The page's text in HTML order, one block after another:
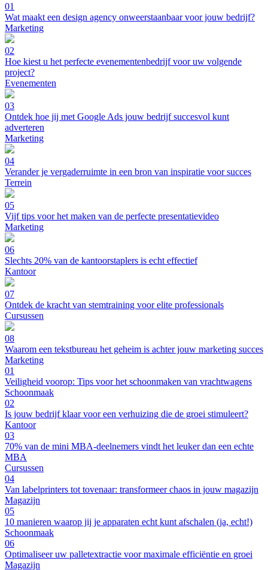
01
Wat maakt een design agency onweerstaanbaar voor jouw bedrijf?
Marketing
02
Hoe kiest u het perfecte evenementenbedrijf voor uw volgende
project?
Evenementen
03
Ontdek hoe jij met Google Ads jouw bedrijf succesvol kunt
adverteren
Marketing
04
Verander je vergaderruimte in een bron van inspiratie voor succes
Terrein
05
Vijf tips voor het maken van de perfecte presentatievideo
Marketing
06
Slechts 20% van de kantoorstaplers is echt effectief
Kantoor
07
Ontdek de kracht van stemtraining voor elite professionals
Cursussen
08
Waarom een tekstbureau het geheim is achter jouw marketing succes
Marketing
01
Veiligheid voorop: Tips voor het schoonmaken van vrachtwagens
Schoonmaak
02
Is jouw bedrijf klaar voor een verhuizing die de groei stimuleert?
Kantoor
03
70% van de mini MBA-deelnemers vindt het leuker dan een echte
MBA
Cursussen
04
Van labelprinters tot tovenaar: transformeer chaos in jouw magazijn
Magazijn
05
10 manieren waarop jij je apparaten echt kunt afschalen (ja, echt!)
Schoonmaak
06
Optimaliseer uw palletextractie voor maximale efficiëntie en groei
Magazijn